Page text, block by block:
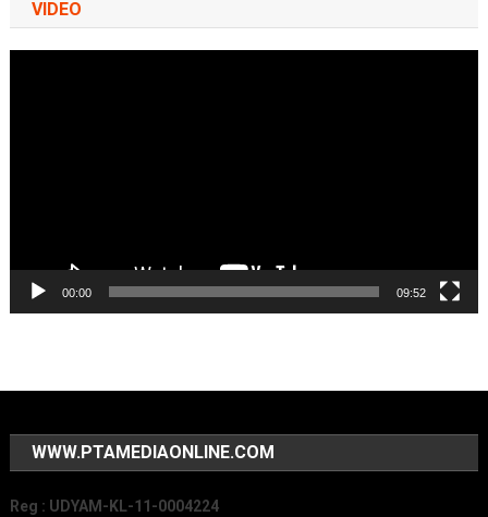
VIDEO
00:00 09:52
WWW.PTAMEDIAONLINE.COM
Reg : UDYAM-KL-11-0004224